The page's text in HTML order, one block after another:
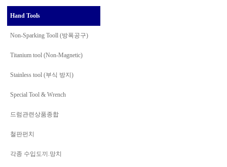
Hand Tools
Non-Sparking Tooll (방폭공구)
Titanium tool (Non-Magnetic)
Stainless tool (부식 방지)
Special Tool & Wrench
드럼관련상품종합
철판펀치
각종 수입도끼.망치